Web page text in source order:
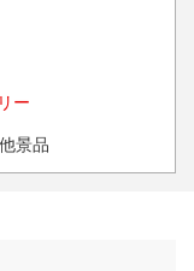
ー
景品